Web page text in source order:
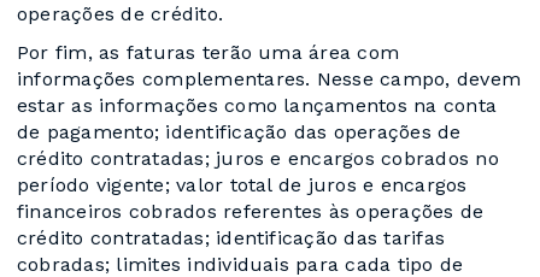
operações de crédito.
Por fim, as faturas terão uma área com
informações complementares. Nesse campo, devem
estar as informações como lançamentos na conta
de pagamento; identificação das operações de
crédito contratadas; juros e encargos cobrados no
período vigente; valor total de juros e encargos
financeiros cobrados referentes às operações de
crédito contratadas; identificação das tarifas
cobradas; limites individuais para cada tipo de